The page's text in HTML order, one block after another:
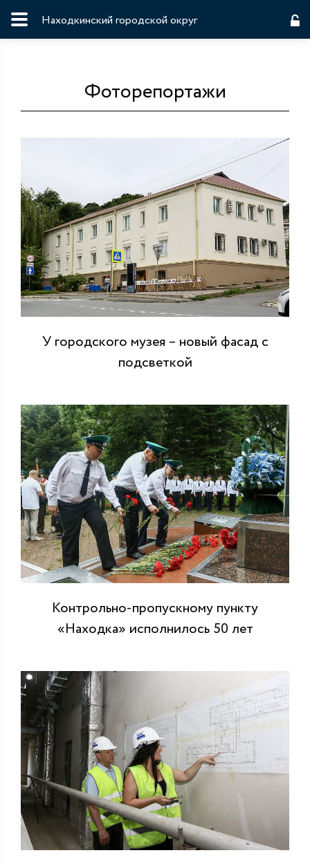
Находкинский городской округ
Фоторепортажи
У городского музея – новый фасад с
подсветкой
Контрольно-пропускному пункту
«Находка» исполнилось 50 лет